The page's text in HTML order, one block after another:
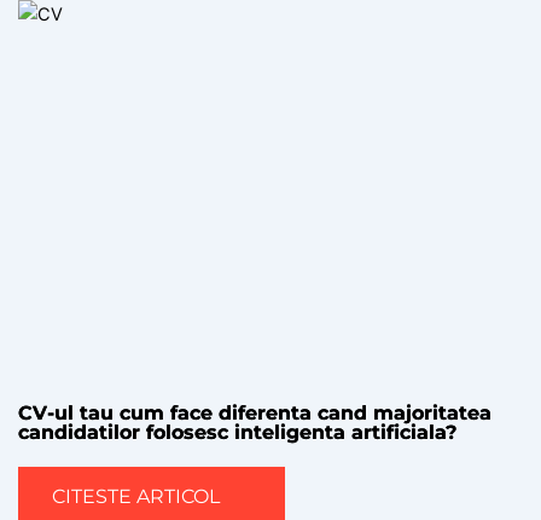
CV-ul tau cum face diferenta cand majoritatea
candidatilor folosesc inteligenta artificiala?
CITESTE ARTICOL